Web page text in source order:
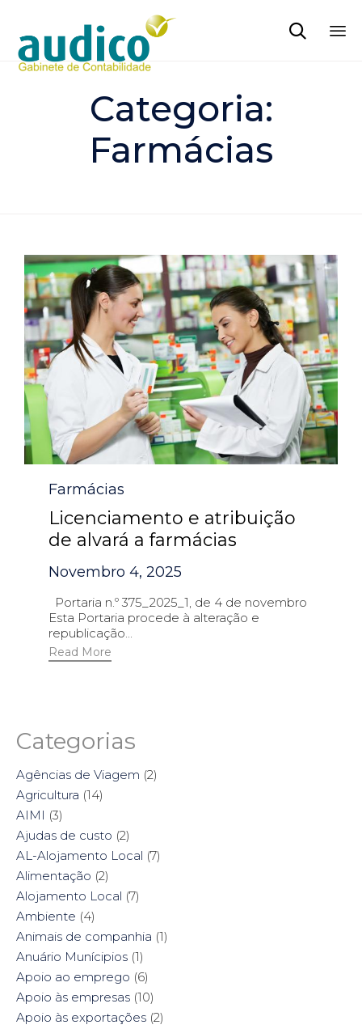

Categoria:
Farmácias
Category
Farmácias
Licenciamento e atribuição
de alvará a farmácias
Novembro 4, 2025
Portaria n.º 375_2025_1, de 4 de novembro
Esta Portaria procede à alteração e
republicação...
Read More
Categorias
Agências de Viagem (2)
Agricultura (14)
AIMI (3)
Ajudas de custo (2)
AL-Alojamento Local (7)
Alimentação (2)
Alojamento Local (7)
Ambiente (4)
Animais de companhia (1)
Anuário Munícipios (1)
Apoio ao emprego (6)
Apoio às empresas (10)
Apoio às exportações (2)